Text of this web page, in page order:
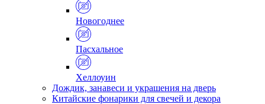
Новогоднее
Пасхальное
Хеллоуин
Дождик, занавеси и украшения на дверь
Китайские фонарики для свечей и декора